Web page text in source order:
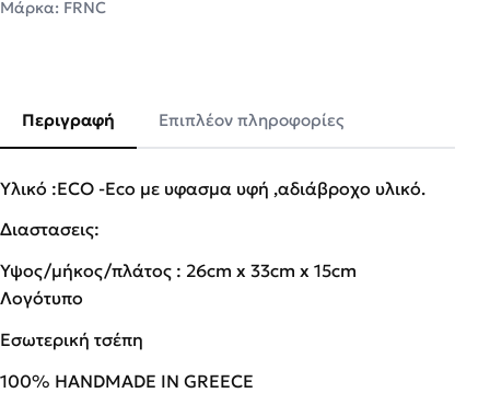
Μάρκα: FRNC
Περιγραφή Επιπλέον πληροφορίες
Υλικό :ECO -Eco με υφασμα υφή ,αδιάβροχο υλικό.
Διαστασεις:
Ύψος/μήκος/πλάτος : 26cm x 33cm x 15cm
Λογότυπο
Εσωτερική τσέπη
100% HANDMADE IN GREECE